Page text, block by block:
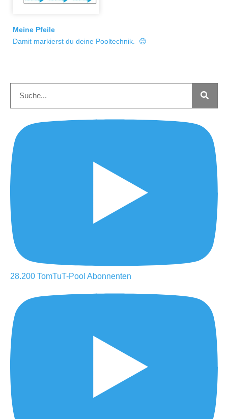
Meine Pfeile
Damit markierst du deine Pooltechnik. 😊
28.200 TomTuT-Pool Abonnenten